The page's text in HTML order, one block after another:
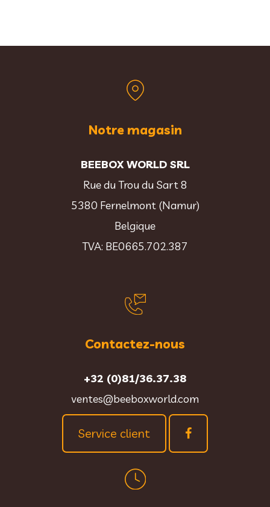
Notre magasin
BEEBOX WORLD SRL
Rue du Trou du Sart 8
5380 Fernelmont (Namur)
Belgique
TVA: BE0665.702.387
Contactez-nous
+32 (0)81/36.37.38
ventes@beeboxworld.com
Service client